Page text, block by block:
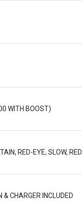
WITH BOOST)
RED-EYE, SLOW,
CHARGER INCLUDED